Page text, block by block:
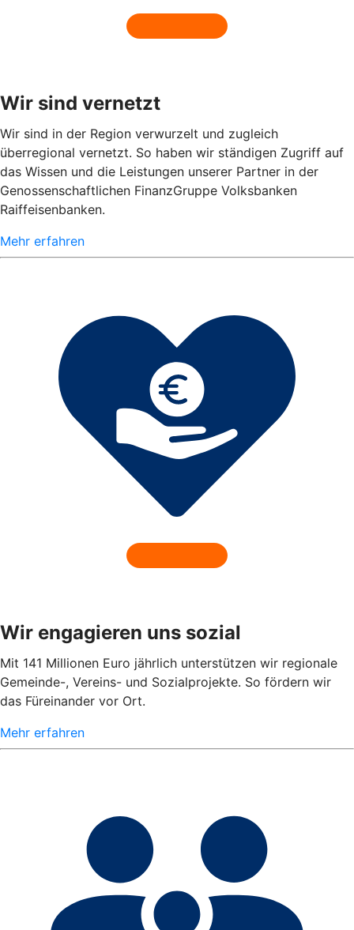
Wir sind vernetzt
Wir sind in der Region verwurzelt und zugleich
überregional vernetzt. So haben wir ständigen Zugriff auf
das Wissen und die Leistungen unserer Partner in der
Genossenschaftlichen FinanzGruppe Volksbanken
Raiffeisenbanken.
Mehr erfahren
Wir engagieren uns sozial
Mit 141 Millionen Euro jährlich unterstützen wir regionale
Gemeinde-, Vereins- und Sozialprojekte. So fördern wir
das Füreinander vor Ort.
Mehr erfahren